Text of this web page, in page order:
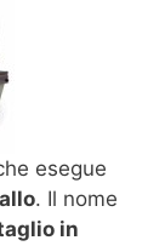
esegue
. Il nome
in